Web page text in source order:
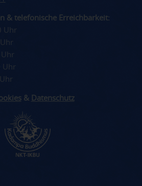
& telefonische Erreichbarkeit:
Uhr
Uhr
Uhr
& Datenschutz